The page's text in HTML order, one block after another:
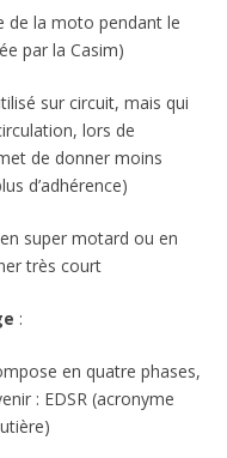
la moto pendant le
par la Casim)
sur circuit, mais qui
lors de
de donner moins
d’adhérence)
super motard ou en
très court
:
en quatre phases,
: EDSR (acronyme